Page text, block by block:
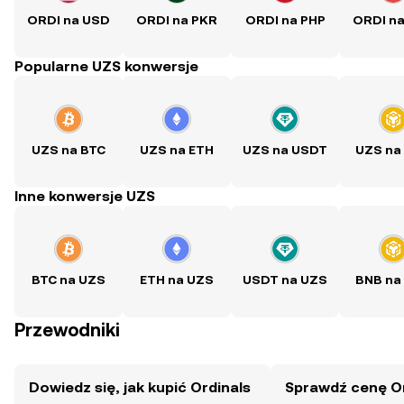
ORDI na USD ORDI na PKR ORDI na PHP ORDI
Popularne UZS konwersje
UZS na BTC UZS na ETH UZS na USDT UZS na
Inne konwersje UZS
BTC na UZS ETH na UZS USDT na UZS BNB na
Przewodniki
Dowiedz się, jak kupić Ordinals Sprawdź cenę